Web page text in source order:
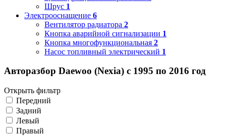
Шрус 1
Электрооснащение 6
Вентилятор радиатора 2
Кнопка аварийной сигнализации 1
Кнопка многофункциональная 2
Насос топливный электрический 1
Авторазбор Daewoo (Nexia) с 1995 по 2016 год
Открыть фильтр
Передний
Задний
Левый
Правый